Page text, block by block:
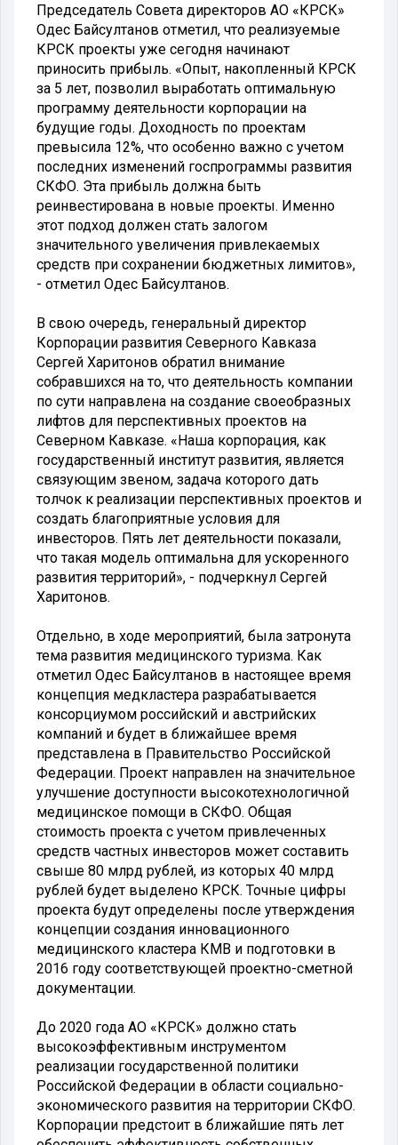
Председатель Совета директоров АО «КРСК»
Одес Байсултанов отметил, что реализуемые
КРСК проекты уже сегодня начинают
приносить прибыль. «Опыт, накопленный КРСК
за 5 лет, позволил выработать оптимальную
программу деятельности корпорации на
будущие годы. Доходность по проектам
превысила 12%, что особенно важно с учетом
последних изменений госпрограммы развития
СКФО. Эта прибыль должна быть
реинвестирована в новые проекты. Именно
этот подход должен стать залогом
значительного увеличения привлекаемых
средств при сохранении бюджетных лимитов»,
- отметил Одес Байсултанов.
В свою очередь, генеральный директор
Корпорации развития Северного Кавказа
Сергей Харитонов обратил внимание
собравшихся на то, что деятельность компании
по сути направлена на создание своеобразных
лифтов для перспективных проектов на
Северном Кавказе. «Наша корпорация, как
государственный институт развития, является
связующим звеном, задача которого дать
толчок к реализации перспективных проектов и
создать благоприятные условия для
инвесторов. Пять лет деятельности показали,
что такая модель оптимальна для ускоренного
развития территорий», - подчеркнул Сергей
Харитонов.
Отдельно, в ходе мероприятий, была затронута
тема развития медицинского туризма. Как
отметил Одес Байсултанов в настоящее время
концепция медкластера разрабатывается
консорциумом российский и австрийских
компаний и будет в ближайшее время
представлена в Правительство Российской
Федерации. Проект направлен на значительное
улучшение доступности высокотехнологичной
медицинское помощи в СКФО. Общая
стоимость проекта с учетом привлеченных
средств частных инвесторов может составить
свыше 80 млрд рублей, из которых 40 млрд
рублей будет выделено КРСК. Точные цифры
проекта будут определены после утверждения
концепции создания инновационного
медицинского кластера КМВ и подготовки в
2016 году соответствующей проектно-сметной
документации.
До 2020 года АО «КРСК» должно стать
высокоэффективным инструментом
реализации государственной политики
Российской Федерации в области социально-
экономического развития на территории СКФО.
Корпорации предстоит в ближайшие пять лет